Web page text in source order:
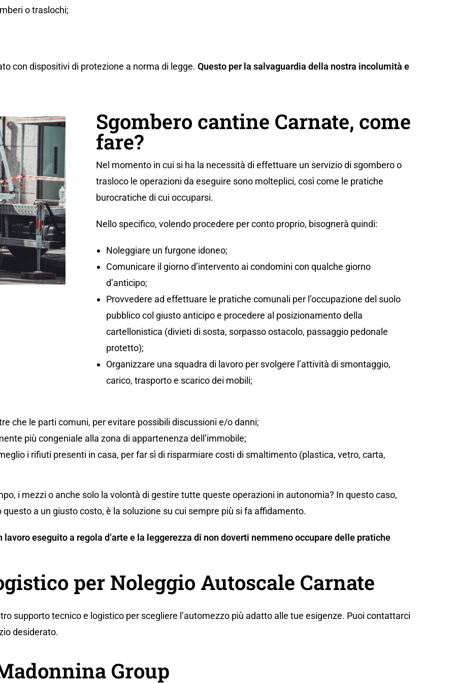
o traslochi;
con dispositivi di protezione a norma di legge. Questo per la salvaguardia della nostra incolumità e
Sgombero cantine Carnate, come
fare?
Nel momento in cui si ha la necessità di effettuare un servizio di sgombero o
trasloco le operazioni da eseguire sono molteplici, così come le pratiche
burocratiche di cui occuparsi.
Nello specifico, volendo procedere per conto proprio, bisognerà quindi:
Noleggiare un furgone idoneo;
Comunicare il giorno d’intervento ai condomini con qualche giorno
d’anticipo;
Provvedere ad effettuare le pratiche comunali per l’occupazione del suolo
pubblico col giusto anticipo e procedere al posizionamento della
cartellonistica (divieti di sosta, sorpasso ostacolo, passaggio pedonale
protetto);
Organizzare una squadra di lavoro per svolgere l’attività di smontaggio,
carico, trasporto e scarico dei mobili;
che le parti comuni, per evitare possibili discussioni e/o danni;
più congeniale alla zona di appartenenza dell’immobile;
i rifiuti presenti in casa, per far sì di risparmiare costi di smaltimento (plastica, vetro, carta,
i mezzi o anche solo la volontà di gestire tutte queste operazioni in autonomia? In questo caso,
a un giusto costo, è la soluzione su cui sempre più si fa affidamento.
eseguito a regola d’arte e la leggerezza di non doverti nemmeno occupare delle pratiche
per Noleggio Autoscale Carnate
supporto tecnico e logistico per scegliere l’automezzo più adatto alle tue esigenze. Puoi contattarci
desiderato.
Group